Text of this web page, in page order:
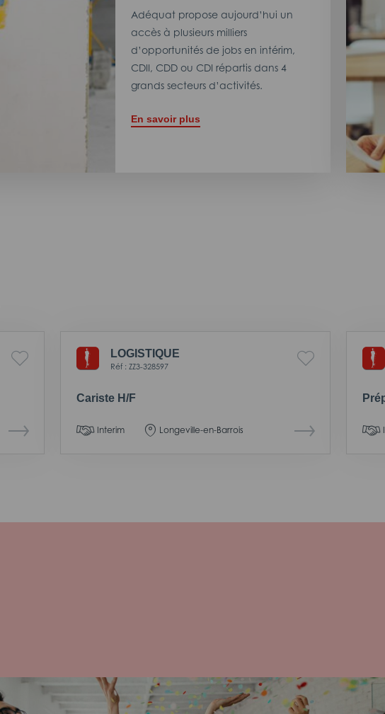
Adéquat propose aujourd’hui un
accès à plusieurs milliers
d’opportunités de jobs en intérim,
CDII, CDD ou CDI répartis dans 4
grands secteurs d’activités.
En savoir plus
LOGISTIQUE
Réf : ZZ3-328597
Cariste H/F
Interim Longeville-en-Barrois